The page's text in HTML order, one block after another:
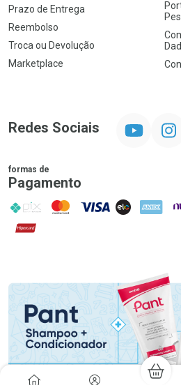
Prazo de Entrega
Reembolso
Troca ou Devolução
Marketplace
Redes Sociais
formas de
Pagamento
PIX MasterCard
VISA ELO AMEX
Hipercard